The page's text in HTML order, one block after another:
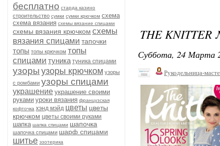
бесплатно старда казино
строительство сумки сумки крючком схема
схема вязания схемы вязание спицами
схемы вязания крючком схемы
вязания спицами тапочки
топы топы крючком топы
спицами туника туника спицами
узоры узоры крючком узоры
с ромбами узоры спицами
украшение украшение своими
руками уроки вязания французская
кофточка хэнд мэйд цветы цветы
крючком цветы своими руками
шапка шапка спицами шапочка
шапочка спицами шарф спицами
шитье эзотерика
THE KNITTER
Суббота, 24 Марта
Рукодельница-